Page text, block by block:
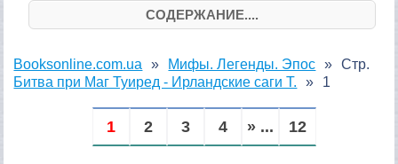
СОДЕРЖАНИЕ....
Booksonline.com.ua
Мифы. Легенды. Эпос
Битва при Маг Туиред - Ирландские саги Т.
Стр.
1
1 2 3 4 » ... 12